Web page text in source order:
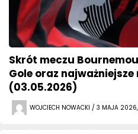
Skrót meczu
Gole oraz
(03.05.2026)
WOJCIECH NOWACKI / 3 MAJA